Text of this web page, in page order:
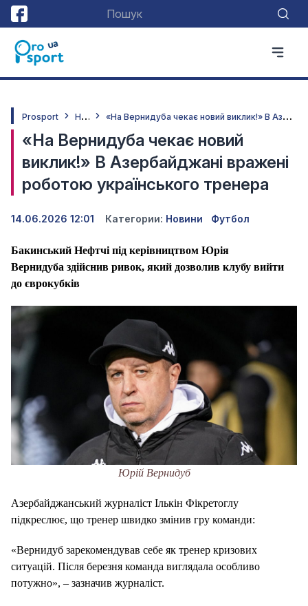
Prosport Н
овини «
На Вернидуба чекає новий виклик!» В Азербайджані вражені роботою українського тренера
«На Вернидуба чекає новий
виклик!» В Азербайджані вражені
роботою українського тренера
14.06.2026 12:01 Категории: Новини Футбол
Бакинський Нефтчі під керівництвом Юрія
Вернидуба здійснив ривок, який дозволив клубу вийти
до єврокубків
Юрій Вернидуб
Азербайджанський журналіст Ількін Фікретоглу
підкреслює, що тренер швидко змінив гру команди:
«Вернидуб зарекомендував себе як тренер кризових
ситуацій. Після березня команда виглядала особливо
потужно», – зазначив журналіст.